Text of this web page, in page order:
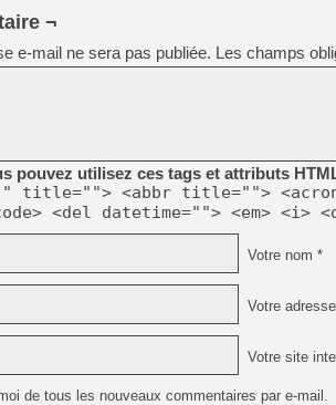
¬
e-mail ne sera pas publiée. Les champs
pouvez utilisez ces tags et attributs
title=""> <abbr title="">
<del datetime=""> <em> <i>
Votre nom *
Votre
Votre site
de tous les nouveaux commentaires par e-mail.